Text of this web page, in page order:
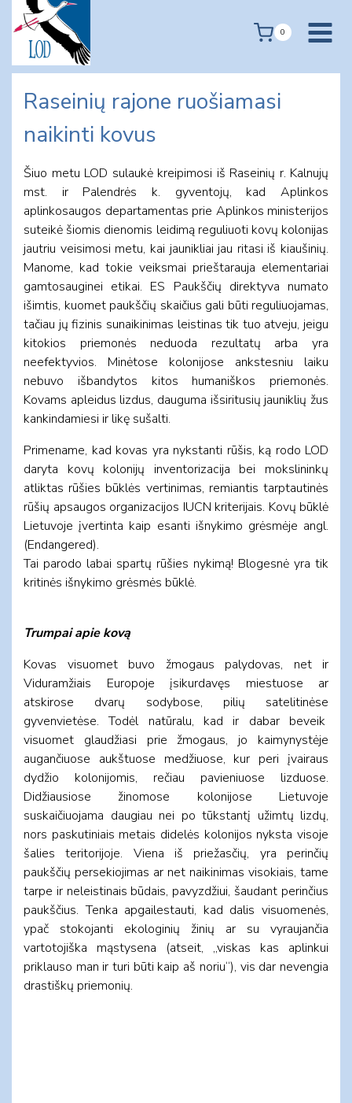
content
0
Raseinių rajone ruošiamasi
naikinti kovus
Šiuo metu LOD sulaukė kreipimosi iš Raseinių r. Kalnujų
mst. ir Palendrės k. gyventojų, kad Aplinkos
aplinkosaugos departamentas prie Aplinkos ministerijos
suteikė šiomis dienomis leidimą reguliuoti kovų kolonijas
jautriu veisimosi metu, kai jaunikliai jau ritasi iš kiaušinių.
Manome, kad tokie veiksmai prieštarauja elementariai
gamtosauginei etikai. ES Paukščių direktyva numato
išimtis, kuomet paukščių skaičius gali būti reguliuojamas,
tačiau jų fizinis sunaikinimas leistinas tik tuo atveju, jeigu
kitokios priemonės neduoda rezultatų arba yra
neefektyvios. Minėtose kolonijose ankstesniu laiku
nebuvo išbandytos kitos humaniškos priemonės.
Kovams apleidus lizdus, dauguma išsiritusių jauniklių žus
kankindamiesi ir likę sušalti.
Primename, kad kovas yra nykstanti rūšis, ką rodo LOD
daryta kovų kolonijų inventorizacija bei mokslininkų
atliktas rūšies būklės vertinimas, remiantis tarptautinės
rūšių apsaugos organizacijos IUCN kriterijais. Kovų būklė
Lietuvoje įvertinta kaip esanti išnykimo grėsmėje angl.
(Endangered).
Tai parodo labai spartų rūšies nykimą! Blogesnė yra tik
kritinės išnykimo grėsmės būklė.
Trumpai apie kovą
Kovas visuomet buvo žmogaus palydovas, net ir
Viduramžiais Europoje įsikurdavęs miestuose ar
atskirose dvarų sodybose, pilių satelitinėse
gyvenvietėse. Todėl natūralu, kad ir dabar beveik
visuomet glaudžiasi prie žmogaus, jo kaimynystėje
augančiuose aukštuose medžiuose, kur peri įvairaus
dydžio kolonijomis, rečiau pavieniuose lizduose.
Didžiausiose žinomose kolonijose Lietuvoje
suskaičiuojama daugiau nei po tūkstantį užimtų lizdų,
nors paskutiniais metais didelės kolonijos nyksta visoje
šalies teritorijoje. Viena iš priežasčių, yra perinčių
paukščių persekiojimas ar net naikinimas visokiais, tame
tarpe ir neleistinais būdais, pavyzdžiui, šaudant perinčius
paukščius. Tenka apgailestauti, kad dalis visuomenės,
ypač stokojanti ekologinių žinių ar su vyraujančia
vartotojiška mąstysena (atseit, „viskas kas aplinkui
priklauso man ir turi būti kaip aš noriu“), vis dar nevengia
drastiškų priemonių.